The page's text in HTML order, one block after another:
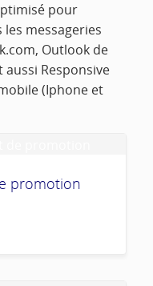
pour
messageries
Outlook de
aussi Responsive
(Iphone et
promotion